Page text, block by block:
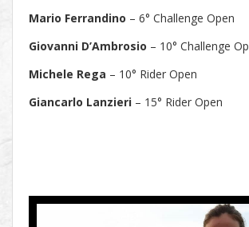
Mario Ferrandino – 6° Challenge Open
Giovanni D’Ambrosio – 10° Challenge
Michele Rega – 10° Rider Open
Giancarlo Lanzieri – 15° Rider Open